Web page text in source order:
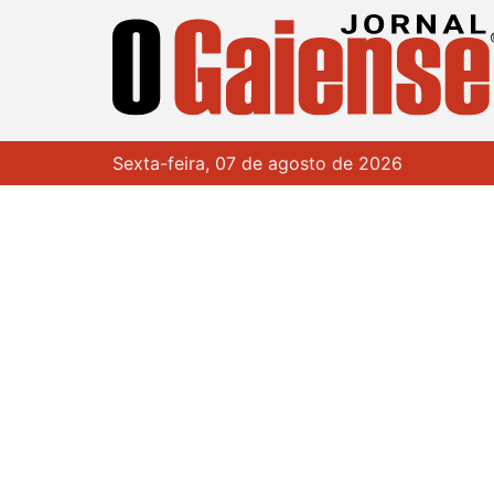
Sexta-feira, 07 de agosto de 2026